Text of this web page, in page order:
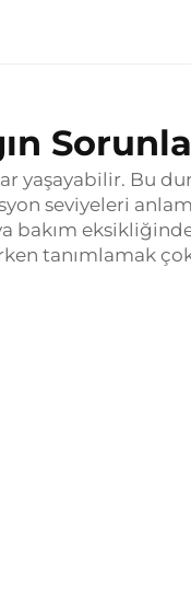
yaşayabilir. Bu
seviyeleri
bakım
tanımlamak